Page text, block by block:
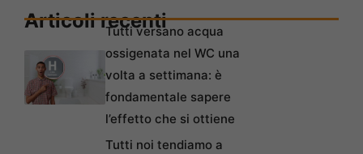
Articoli recenti
Tutti versano acqua
ossigenata nel WC una
volta a settimana: è
fondamentale sapere
l’effetto che si ottiene
Tutti noi tendiamo a